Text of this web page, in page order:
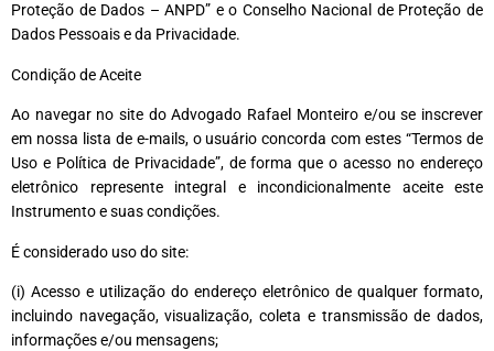
Proteção de Dados – ANPD” e o Conselho Nacional de Proteção de
Dados Pessoais e da Privacidade.
Condição de Aceite
Ao navegar no site do Advogado Rafael Monteiro e/ou se inscrever
em nossa lista de e-mails, o usuário concorda com estes “Termos de
Uso e Política de Privacidade”, de forma que o acesso no endereço
eletrônico represente integral e incondicionalmente aceite este
Instrumento e suas condições.
É considerado uso do site:
(i) Acesso e utilização do endereço eletrônico de qualquer formato,
incluindo navegação, visualização, coleta e transmissão de dados,
informações e/ou mensagens;